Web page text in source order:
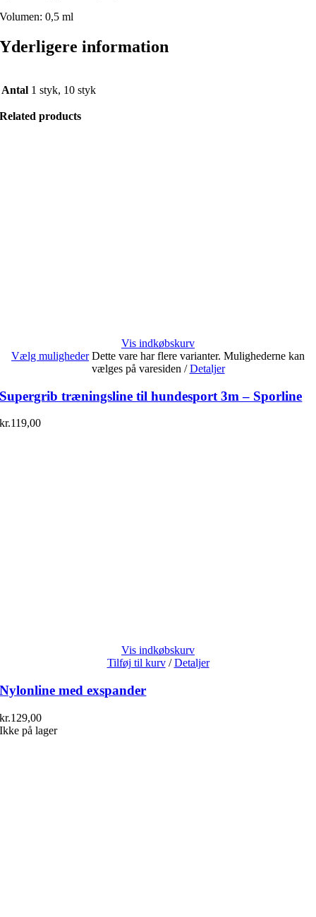
Volumen: 0,5 ml
Yderligere information
Antal 1 styk, 10 styk
Related products
Vis indkøbskurv
Vælg muligheder Dette vare har flere varianter. Mulighederne kan
vælges på varesiden / Detaljer
Supergrib træningsline til hundesport 3m – Sporline
kr.119,00
Vis indkøbskurv
Tilføj til kurv / Detaljer
Nylonline med exspander
kr.129,00
Ikke på lager